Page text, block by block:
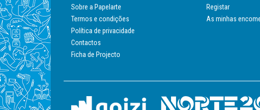
Sobre a Papelarte
Termos e condições
Política de privacidade
Contactos
Ficha de Projecto
Registar
As minhas